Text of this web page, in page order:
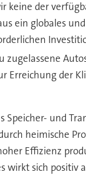
keine der
ein globales
Erreichung
Speicher- und
heimische
Effizienz
sich